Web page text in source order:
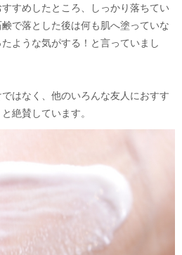
すめしたところ、しっかり落ちてい
で落とした後は何も肌へ塗っていな
ような気がする！と言っていまし
はなく、他のいろんな友人におすす
絶賛しています。